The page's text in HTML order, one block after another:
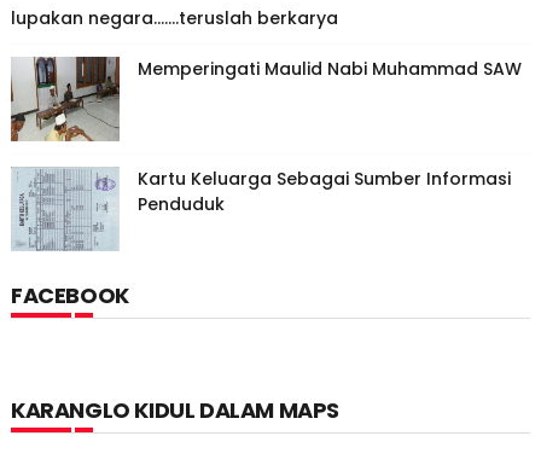
lupakan negara.......teruslah berkarya
Memperingati Maulid Nabi Muhammad SAW
Kartu Keluarga Sebagai Sumber Informasi
Penduduk
FACEBOOK
KARANGLO KIDUL DALAM MAPS